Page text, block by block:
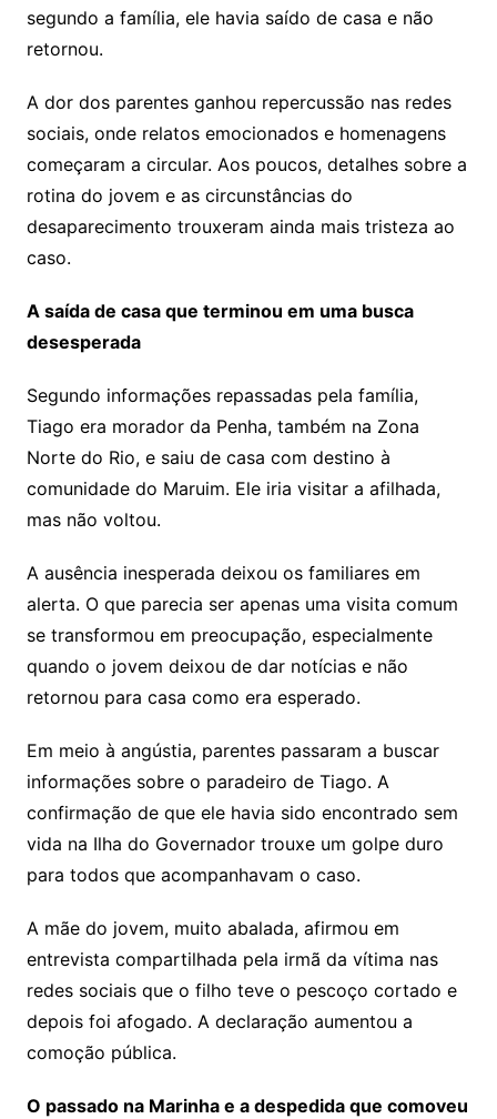
segundo a família, ele havia saído de casa e não
retornou.
A dor dos parentes ganhou repercussão nas redes
sociais, onde relatos emocionados e homenagens
começaram a circular. Aos poucos, detalhes sobre a
rotina do jovem e as circunstâncias do
desaparecimento trouxeram ainda mais tristeza ao
caso.
A saída de casa que terminou em uma busca
desesperada
Segundo informações repassadas pela família,
Tiago era morador da Penha, também na Zona
Norte do Rio, e saiu de casa com destino à
comunidade do Maruim. Ele iria visitar a afilhada,
mas não voltou.
A ausência inesperada deixou os familiares em
alerta. O que parecia ser apenas uma visita comum
se transformou em preocupação, especialmente
quando o jovem deixou de dar notícias e não
retornou para casa como era esperado.
Em meio à angústia, parentes passaram a buscar
informações sobre o paradeiro de Tiago. A
confirmação de que ele havia sido encontrado sem
vida na Ilha do Governador trouxe um golpe duro
para todos que acompanhavam o caso.
A mãe do jovem, muito abalada, afirmou em
entrevista compartilhada pela irmã da vítima nas
redes sociais que o filho teve o pescoço cortado e
depois foi afogado. A declaração aumentou a
comoção pública.
O passado na Marinha e a despedida que comoveu